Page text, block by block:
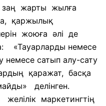
заң жарты жылға
қаржылық
жоюға әлі де
«Тауарларды немесе
немесе сатып алу-сату
қаражат, басқа
делінген.
маркетингтің